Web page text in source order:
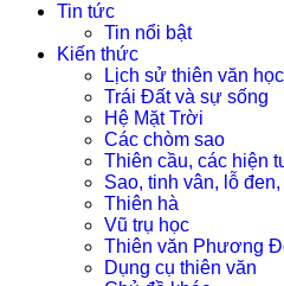
Tin tức
Tin nổi bật
Kiến thức
Lịch sử thiên văn học
Trái Đất và sự sống
Hệ Mặt Trời
Các chòm sao
Thiên cầu, các hiện
Sao, tinh vân, lỗ đen,
Thiên hà
Vũ trụ học
Thiên văn Phương
Dụng cụ thiên văn